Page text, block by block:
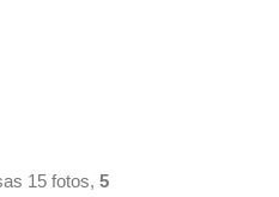
15 fotos, 5